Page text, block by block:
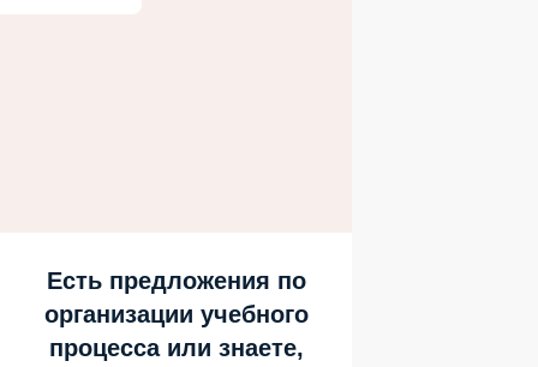
Есть предложения по
организации учебного
процесса или знаете,